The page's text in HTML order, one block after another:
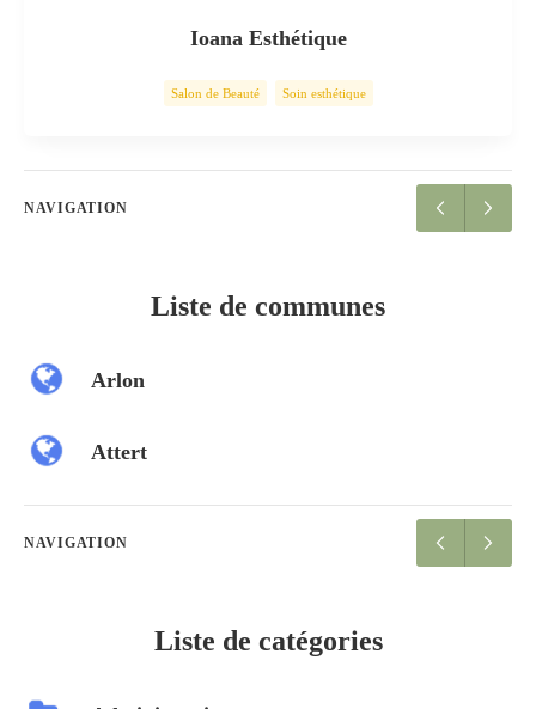
Ioana Esthétique
Salon de Beauté Soin esthétique
NAVIGATION
Liste de communes
Arlon
Attert
NAVIGATION
Liste de catégories